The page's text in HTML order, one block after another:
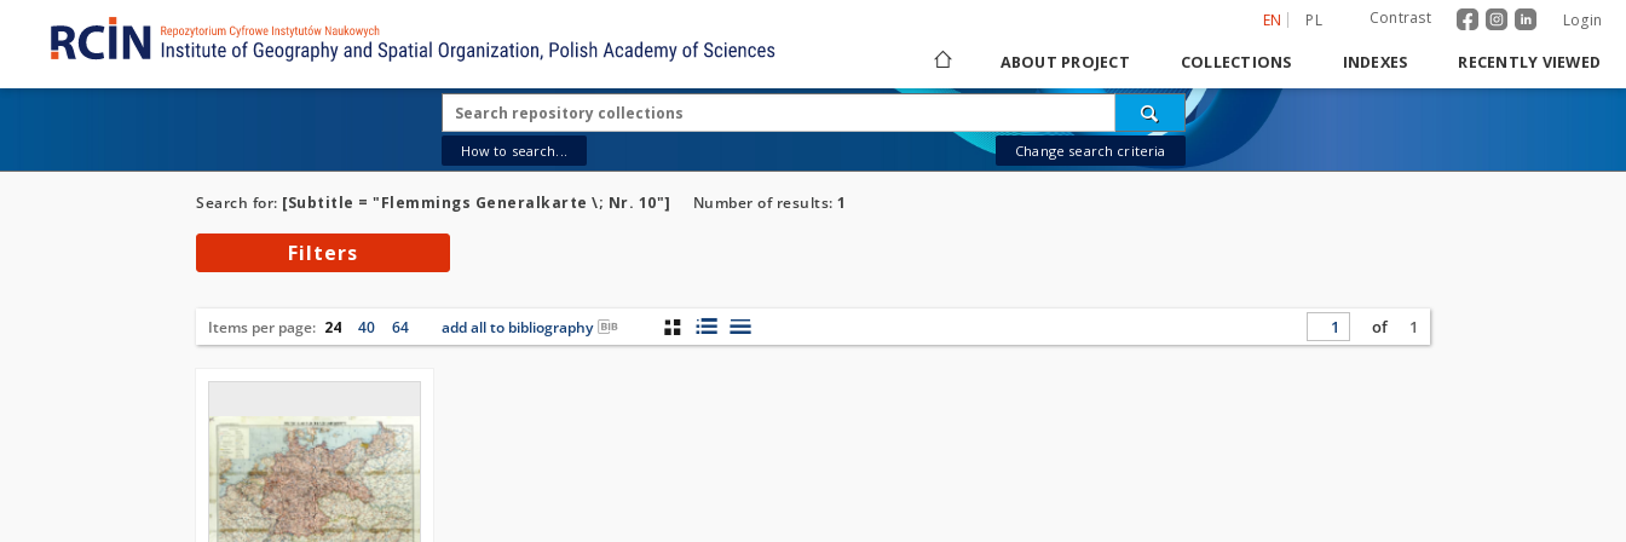
EN PL Contrast Login
ABOUT PROJECT COLLECTIONS INDEXES RECENTLY VIEWED
How to search... Change search criteria
Search for: [Subtitle = "Flemmings Generalkarte \; Nr. 10"] Number of results: 1
Filters
Items per page: 24 40 64 add all to bibliography of 1